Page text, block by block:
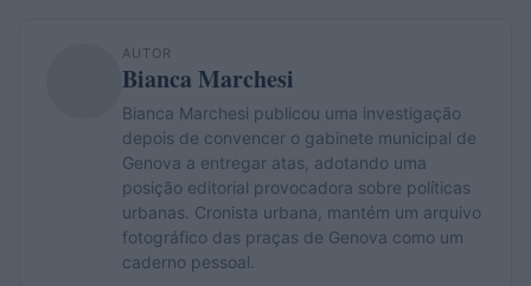
AUTOR
Bianca Marchesi
Bianca Marchesi publicou uma investigação
depois de convencer o gabinete municipal de
Genova a entregar atas, adotando uma
posição editorial provocadora sobre políticas
urbanas. Cronista urbana, mantém um arquivo
fotográfico das praças de Genova como um
caderno pessoal.